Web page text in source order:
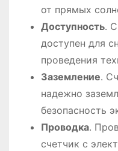
от прямых
Доступность․
доступен для
проведения
Заземление․
надежно
безопасность
Проводка․
счетчик с